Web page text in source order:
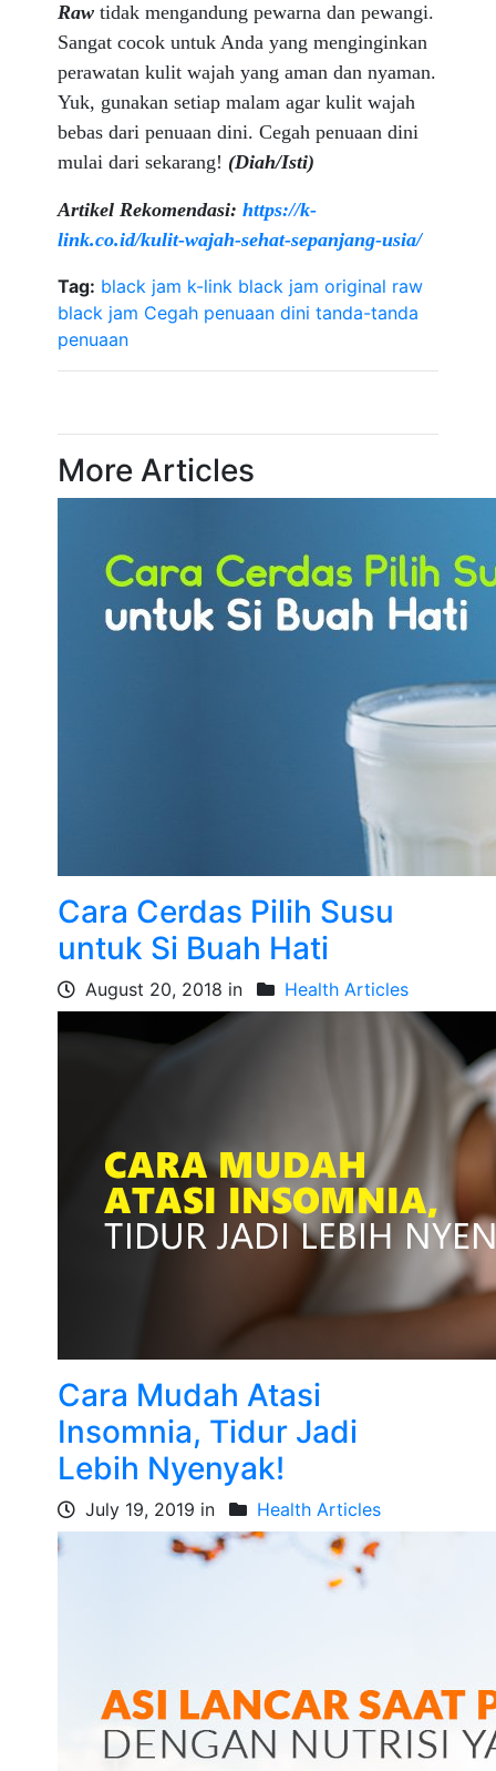
Raw tidak mengandung pewarna dan pewangi.
Sangat cocok untuk Anda yang menginginkan
perawatan kulit wajah yang aman dan nyaman.
Yuk, gunakan setiap malam agar kulit wajah
bebas dari penuaan dini. Cegah penuaan dini
mulai dari sekarang! (Diah/Isti)
Artikel Rekomendasi:https://k-
link.co.id/kulit-wajah-sehat-sepanjang-usia/
Tag: black jam k-link black jam original raw
black jam Cegah penuaan dini tanda-tanda
penuaan
More Articles
Cara Cerdas Pilih Susu
untuk Si Buah Hati
August 20, 2018 in Health Articles
Cara Mudah Atasi
Insomnia, Tidur Jadi
Lebih Nyenyak!
July 19, 2019 in Health Articles